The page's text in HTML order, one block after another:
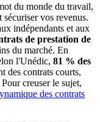
du monde du travail,
vos revenus.
indépendants et aux
de prestation de
du marché. En
l'Unédic, 81 % des
des contrats courts,
creuser le sujet,
des contrats